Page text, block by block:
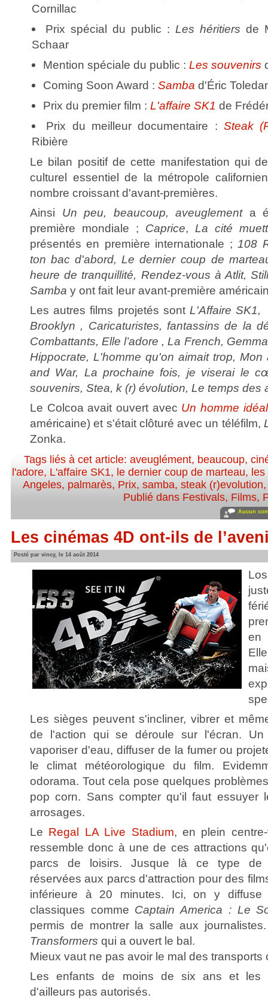
Cornillac
Prix spécial du public : Les héritiers de
Schaar
Mention spéciale du public : Les souvenirs
Coming Soon Award : Samba d'Éric
Prix du premier film : L'affaire SK1 de
Prix du meilleur documentaire : Steak
Ribière
Le bilan positif de cette manifestation qui
culturel essentiel de la métropole
nombre croissant d'avant-premières.
Ainsi Un peu, beaucoup, aveuglementa
première mondiale ; Caprice, La cité
présentés en première internationale ; 108
ton bac d'abord, Le dernier coup de
heure de tranquillité, Rendez-vous à Atlit,
Samba y ont fait leur avant-première
Les autres films projetés sont L'Affaire SK1,
Brooklyn , Caricaturistes, fantassins de la
Combattants, Elle l’adore , La French,
Hippocrate, L'homme qu'on aimait trop, Mon
and War, La prochaine fois, je viserai le
souvenirs, Stea, k (r) évolution, Le temps des
Le Colcoa avait ouvert avec Un homme idéal
américaine) et s'était clôturé avec un téléfilm,
Zonka.
Tags liés à cet article:aveuglément, beaucoup,
l'adore, L'affaire SK1, le dernier coup de marteau,
Angeles, palmarès, Prix, samba, steak (r)evolution
Publié dans Festivals, Films,
Aucun
Les cinémas 4D ont-ils de
Posté par vincy, le 14 août 2014
en
Les sièges peuvent s'incliner, vibrer et
de l'action qui se déroule sur l'écran. Un
vaporiser d'eau, diffuser de la fumer ou
le climat météorologique du film.
odorama. Tout cela pose quelques
pop corn. Sans compter qu'il faut essuyer
arrosages.
Le Regal LA Live Stadium, en plein
ressemble donc à une de ces attractions
parcs de loisirs. Jusque là ce type de
réservées aux parcs d'attraction pour des
inférieure à 20 minutes. Ici, on y diffuse
classiques comme Captain America : Le
permis de montrer la salle aux
Transformers qui a ouvert le bal.
Mieux vaut ne pas avoir le mal des transports
Les enfants de moins de six ans et les
d'ailleurs pas autorisés.